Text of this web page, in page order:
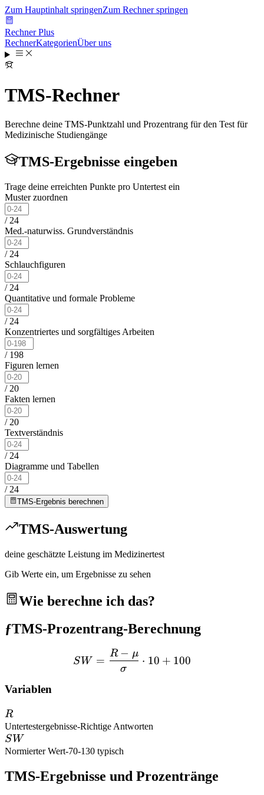
Zum Hauptinhalt springenZum Rechner springen
Rechner Plus
RechnerKategorienÜber uns
TMS-Rechner
Berechne deine TMS-Punktzahl und Prozentrang für den Test für
Medizinische Studiengänge
TMS-Ergebnisse eingeben
Trage deine erreichten Punkte pro Untertest ein
Muster zuordnen
/ 24
Med.-naturwiss. Grundverständnis
/ 24
Schlauchfiguren
/ 24
Quantitative und formale Probleme
/ 24
Konzentriertes und sorgfältiges Arbeiten
/ 198
Figuren lernen
/ 20
Fakten lernen
/ 20
Textverständnis
/ 24
Diagramme und Tabellen
/ 24
TMS-Ergebnis berechnen
TMS-Auswertung
deine geschätzte Leistung im Medizinertest
Gib Werte ein, um Ergebnisse zu sehen
Wie berechne ich das?
ƒTMS-Prozentrang-Berechnung
SW = \frac{R -
SW =
σ
R − μ
⋅ 10 + 100
Variablen
R
R
Untertestergebnisse-Richtige Antworten
SW
SW
Normierter Wert-70-130 typisch
TMS-Ergebnisse und Prozentränge